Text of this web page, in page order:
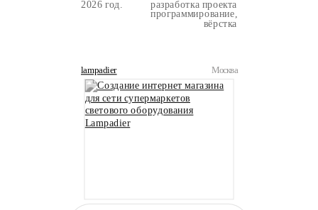
2026 год. разработка проекта
программирование,
вёрстка
lampadier Москва